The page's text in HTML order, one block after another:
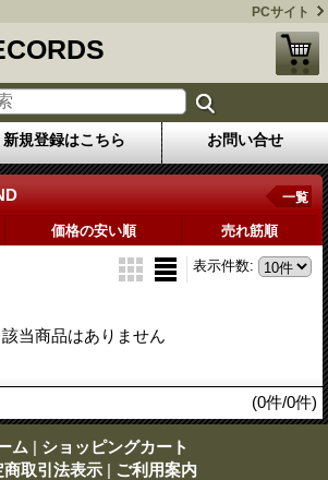
PCサイト
新規登録はこちら お問い合せ
一覧
価格の安い順 売れ筋順
表示件数:
該当商品はありません
(0件/0件)
ム | ショッピングカート
商取引法表示 | ご利用案内